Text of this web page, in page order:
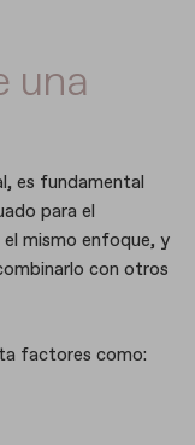
una
es fundamental
para el
mismo enfoque, y
con otros
factores como: